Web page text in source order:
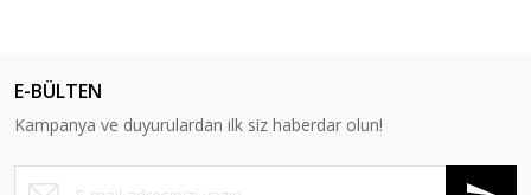
E-BÜLTEN
Kampanya ve duyurulardan ilk siz haberdar olun!